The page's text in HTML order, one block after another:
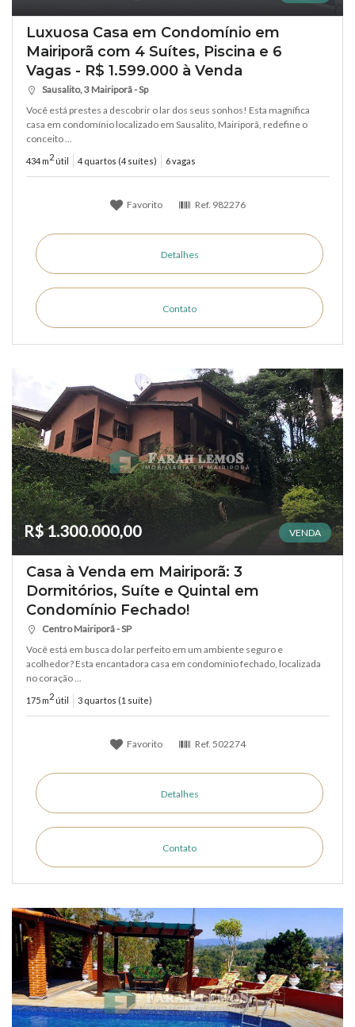
Luxuosa Casa em Condomínio em
Mairiporã com 4 Suítes, Piscina e 6
Vagas - R$ 1.599.000 à Venda
Sausalito, 3 Mairiporã - Sp
Você está prestes a descobrir o lar dos seus sonhos! Esta magnífica
casa em condomínio localizado em Sausalito, Mairiporã, redefine o
conceito ...
434 m2 útil 4 quartos (4 suítes) 6 vagas
Favorito Ref. 982276
Detalhes
Contato
R$ 1.300.000,00 VENDA
Casa à Venda em Mairiporã: 3
Dormitórios, Suíte e Quintal em
Condomínio Fechado!
Centro Mairiporã - SP
Você está em busca do lar perfeito em um ambiente seguro e
acolhedor? Esta encantadora casa em condomínio fechado, localizada
no coração ...
175 m2 útil 3 quartos (1 suíte)
Favorito Ref. 502274
Detalhes
Contato